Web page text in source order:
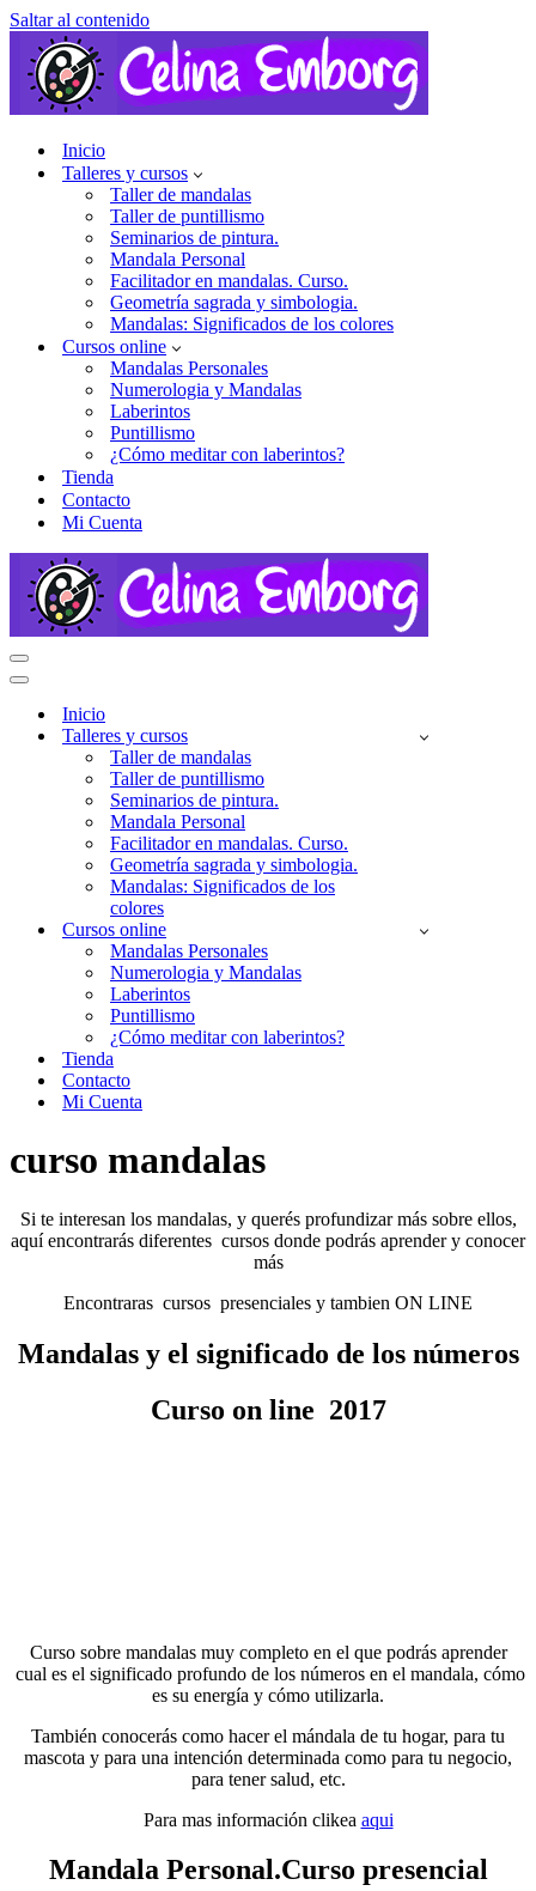
Saltar al contenido
Inicio
Talleres y cursos
Taller de mandalas
Taller de puntillismo
Seminarios de pintura.
Mandala Personal
Facilitador en mandalas. Curso.
Geometría sagrada y simbologia.
Mandalas: Significados de los colores
Cursos online
Mandalas Personales
Numerologia y Mandalas
Laberintos
Puntillismo
¿Cómo meditar con laberintos?
Tienda
Contacto
Mi Cuenta
Menú
de
Menú
navegación
Inicio
Talleres y cursos
Taller de mandalas
Taller de puntillismo
Seminarios de pintura.
Mandala Personal
Facilitador en mandalas. Curso.
Geometría sagrada y simbologia.
Mandalas: Significados de los
colores
Cursos online
Mandalas Personales
Numerologia y Mandalas
Laberintos
Puntillismo
¿Cómo meditar con laberintos?
Tienda
Contacto
Mi Cuenta
curso mandalas
Si te interesan los mandalas, y querés profundizar más sobre ellos,
aquí encontrarás diferentes cursos donde podrás aprender y conocer
más
Encontraras cursos presenciales y tambien ON LINE
Mandalas y el significado de los números
Curso on line 2017
Curso sobre mandalas muy completo en el que podrás aprender
cual es el significado profundo de los números en el mandala, cómo
es su energía y cómo utilizarla.
También conocerás como hacer el mándala de tu hogar, para tu
mascota y para una intención determinada como para tu negocio,
para tener salud, etc.
Para mas información clikea aqui
Mandala Personal.Curso presencial